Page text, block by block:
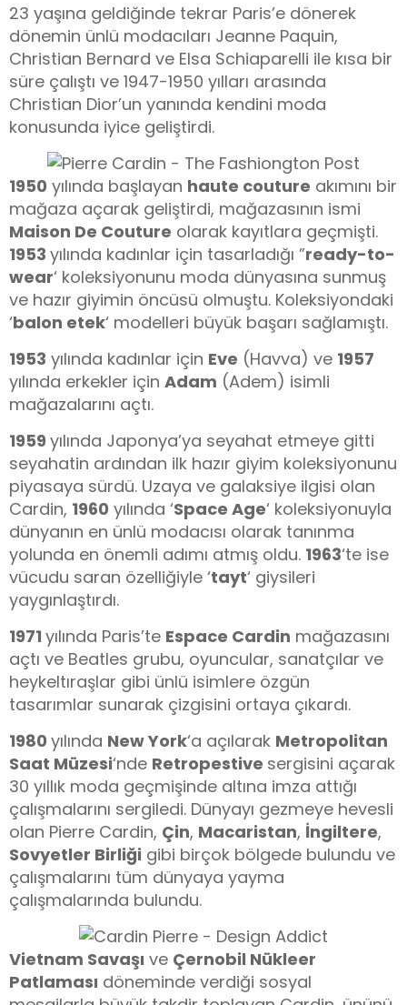
23 yaşına geldiğinde tekrar Paris’e dönerek
dönemin ünlü modacıları Jeanne Paquin,
Christian Bernard ve Elsa Schiaparelli ile kısa bir
süre çalıştı ve 1947-1950 yılları arasında
Christian Dior’un yanında kendini moda
konusunda iyice geliştirdi.
1950 yılında başlayan haute couture akımını bir
mağaza açarak geliştirdi, mağazasının ismi
Maison De Couture olarak kayıtlara geçmişti.
1953 yılında kadınlar için tasarladığı ”ready-to-
wear‘ koleksiyonunu moda dünyasına sunmuş
ve hazır giyimin öncüsü olmuştu. Koleksiyondaki
‘balon etek‘ modelleri büyük başarı sağlamıştı.
1953 yılında kadınlar için Eve (Havva) ve 1957
yılında erkekler için Adam (Adem) isimli
mağazalarını açtı.
1959 yılında Japonya’ya seyahat etmeye gitti
seyahatin ardından ilk hazır giyim koleksiyonunu
piyasaya sürdü. Uzaya ve galaksiye ilgisi olan
Cardin, 1960 yılında ‘Space Age‘ koleksiyonuyla
dünyanın en ünlü modacısı olarak tanınma
yolunda en önemli adımı atmış oldu. 1963‘te ise
vücudu saran özelliğiyle ‘tayt‘ giysileri
yaygınlaştırdı.
1971 yılında Paris’te Espace Cardin mağazasını
açtı ve Beatles grubu, oyuncular, sanatçılar ve
heykeltıraşlar gibi ünlü isimlere özgün
tasarımlar sunarak çizgisini ortaya çıkardı.
1980 yılında New York‘a açılarak Metropolitan
Saat Müzesi‘nde Retropestive sergisini açarak
30 yıllık moda geçmişinde altına imza attığı
çalışmalarını sergiledi. Dünyayı gezmeye hevesli
olan Pierre Cardin, Çin, Macaristan, İngiltere,
Sovyetler Birliği gibi birçok bölgede bulundu ve
çalışmalarını tüm dünyaya yayma
çalışmalarında bulundu.
Vietnam Savaşı ve Çernobil Nükleer
Patlaması döneminde verdiği sosyal